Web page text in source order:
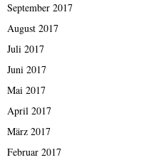
September 2017
August 2017
Juli 2017
Juni 2017
Mai 2017
April 2017
März 2017
Februar 2017